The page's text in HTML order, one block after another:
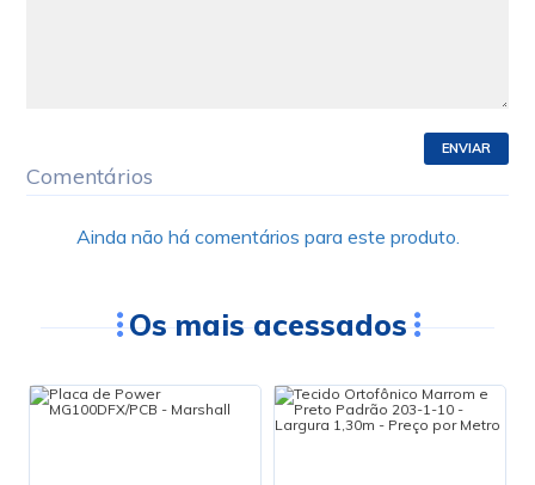
ENVIAR
Comentários
Ainda não há comentários para este produto.
Os mais acessados